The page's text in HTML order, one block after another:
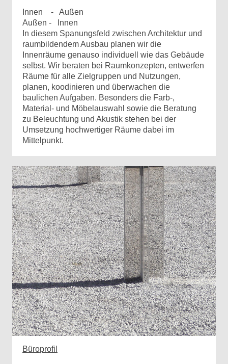
Innen - Außen
Außen - Innen
In diesem Spanungsfeld zwischen Architektur und
raumbildendem Ausbau planen wir die
Innenräume genauso individuell wie das Gebäude
selbst. Wir beraten bei Raumkonzepten, entwerfen
Räume für alle Zielgruppen und Nutzungen,
planen, koodinieren und überwachen die
baulichen Aufgaben. Besonders die Farb-,
Material- und Möbelauswahl sowie die Beratung
zu Beleuchtung und Akustik stehen bei der
Umsetzung hochwertiger Räume dabei im
Mittelpunkt.
Büroprofil